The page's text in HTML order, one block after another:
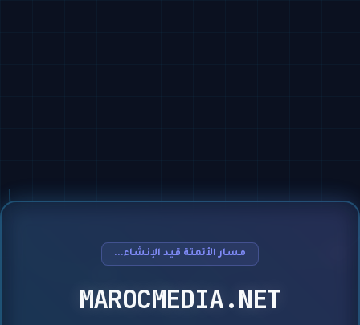
مسار الأتمتة قيد الإنشاء...
MAROCMEDIA.NET